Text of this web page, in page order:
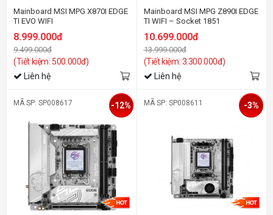
Mainboard MSI MPG X870I EDGE
TI EVO WIFI
8.999.000đ
9.499.000đ
(Tiết kiệm: 500.000đ)
Liên hệ
Mainboard MSI MPG Z890I EDGE
TI WIFI – Socket 1851
10.699.000đ
13.999.000đ
(Tiết kiệm: 3.300.000đ)
Liên hệ
MÃ SP: SP008617 -12% MÃ SP: SP008611 -3%